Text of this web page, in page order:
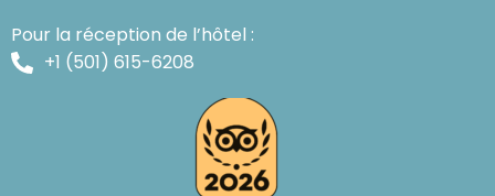
Pour la réception de l’hôtel :
+1 (501) 615-6208